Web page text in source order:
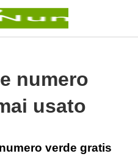
numero
usato
verde gratis